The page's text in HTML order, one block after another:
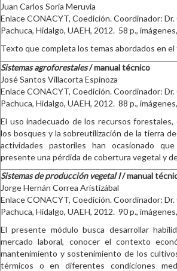
Juan Carlos Soria Meruvia
Enlace CONACYT, Coedición. Coordinador:
Pachuca, Hidalgo, UAEH, 2012. 58 p.,
Texto que completa los temas abordados en el
Sistemas agroforestales/ manual técnico
José Santos Villacorta Espinoza
Enlace CONACYT, Coedición. Coordinador:
Pachuca, Hidalgo, UAEH, 2012. 88 p.,
El uso inadecuado de los recursos forestales,
los bosques y la sobreutilización de la tierra
actividades pastoriles han ocasionado
presente una pérdida de cobertura vegetal y
Sistemas de producción vegetal I/ manual
Jorge Hernán Correa Aristizábal
Enlace CONACYT, Coedición. Coordinador:
Pachuca, Hidalgo, UAEH, 2012. 90 p.,
El presente módulo busca desarrollar
mercado laboral, conocer el contexto
mantenimiento y sostenimiento de los
térmicos o en diferentes condiciones